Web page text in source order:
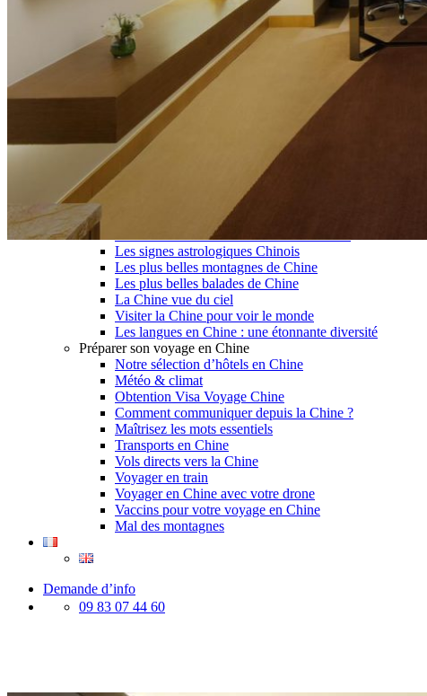
Automne
Hiver
Infos pratiques
Notre agence
Notre agence en Chine
Réseau Asian Roads
Garanties et engagements Asian Roads
Avis de nos voyageurs
Voyages d’affaires en Chine
Voyage scolaire et culturel en Chine
La Chine & ses secrets
Présentation de la Chine
Les Minorités Ethniques Chinoises
Fêtes traditionnelles & vacances en Chine
Les signes astrologiques Chinois
Les plus belles montagnes de Chine
Les plus belles balades de Chine
La Chine vue du ciel
Visiter la Chine pour voir le monde
Les langues en Chine : une étonnante diversité
Préparer son voyage en Chine
Notre sélection d’hôtels en Chine
Météo & climat
Obtention Visa Voyage Chine
Comment communiquer depuis la Chine ?
Maîtrisez les mots essentiels
Transports en Chine
Vols directs vers la Chine
Voyager en train
Voyager en Chine avec votre drone
Vaccins pour votre voyage en Chine
Mal des montagnes
Demande d’info
09 83 07 44 60